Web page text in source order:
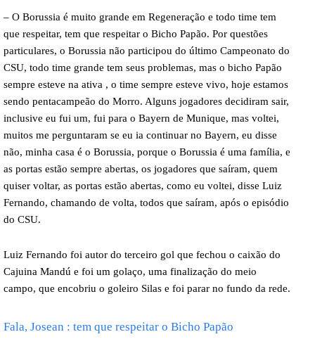
– O Borussia é muito grande em Regeneração e todo time tem
que respeitar, tem que respeitar o Bicho Papão. Por questões
particulares, o Borussia não participou do último Campeonato do
CSU, todo time grande tem seus problemas, mas o bicho Papão
sempre esteve na ativa , o time sempre esteve vivo, hoje estamos
sendo pentacampeão do Morro. Alguns jogadores decidiram sair,
inclusive eu fui um, fui para o Bayern de Munique, mas voltei,
muitos me perguntaram se eu ia continuar no Bayern, eu disse
não, minha casa é o Borussia, porque o Borussia é uma família, e
as portas estão sempre abertas, os jogadores que saíram, quem
quiser voltar, as portas estão abertas, como eu voltei, disse Luiz
Fernando, chamando de volta, todos que saíram, após o episódio
do CSU.
Luiz Fernando foi autor do terceiro gol que fechou o caixão do
Cajuina Mandú e foi um golaço, uma finalização do meio
campo, que encobriu o goleiro Silas e foi parar no fundo da rede.
Fala, Josean : tem que respeitar o Bicho Papão